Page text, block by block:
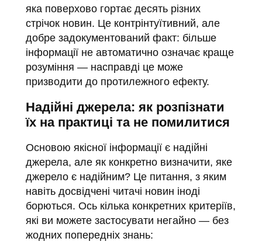
яка поверхово гортає десять різних
стрічок новин. Це контрінтуїтивний, але
добре задокументований факт: більше
інформації не автоматично означає краще
розуміння — насправді це може
призводити до протилежного ефекту.
Надійні джерела: як розпізнати
їх на практиці та не помилитися
Основою якісної інформації є надійні
джерела, але як конкретно визначити, яке
джерело є надійним? Це питання, з яким
навіть досвідчені читачі новин іноді
борються. Ось кілька конкретних критеріїв,
які ви можете застосувати негайно — без
жодних попередніх знань: